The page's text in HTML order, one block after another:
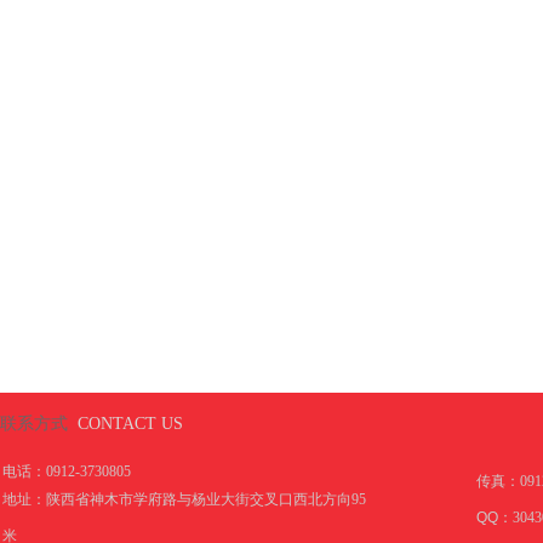
联系方式 CONTACT US
电话：0912-3730805
地址：陕西省神木市学府路与杨业大街交叉口西北方向95
米
传真：
QQ：